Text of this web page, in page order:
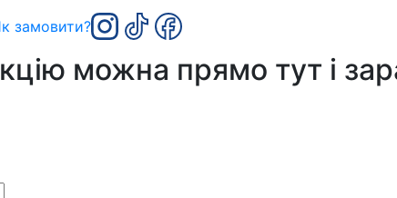
замовити?
можна прямо тут і